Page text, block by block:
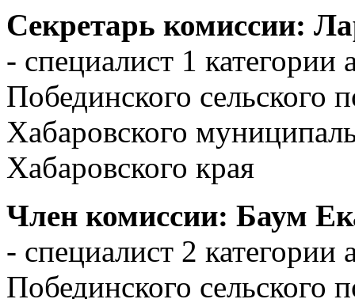
Секретарь комиссии:
- специалист 1 категории
Побединского сельского
Хабаровского
Хабаровского края
Член комиссии: Баум
- специалист 2 категории
Побединского сельского